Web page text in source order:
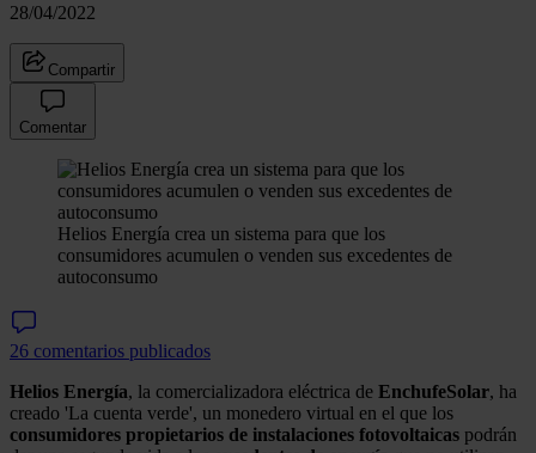
28/04/2022
Compartir
Comentar
Helios Energía crea un sistema para que los
consumidores acumulen o venden sus excedentes de
autoconsumo
26 comentarios publicados
Helios Energía, la comercializadora eléctrica de EnchufeSolar, ha
creado 'La cuenta verde', un monedero virtual en el que los
consumidores propietarios de instalaciones fotovoltaicas podrán